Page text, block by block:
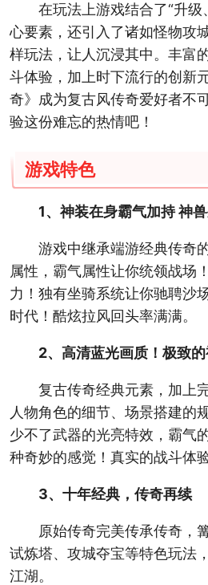
在玩法上游戏结合了“升
心要素，还引入了诸如怪物攻
样玩法，让人沉浸其中。丰富
斗体验，加上时下流行的创新
奇》成为复古风传奇爱好者不
验这份难忘的热情吧！
游戏特色
1、神装在身霸气加持 神
游戏中继承端游经典传奇
属性，霸气属性让你统领战场
力！独有坐骑系统让你驰聘沙
时代！酷炫拉风回头率满满。
2、高清蓝光画质！极致
复古传奇经典元素，加上
人物角色的细节、场景搭建的
少不了武器的光亮特效，霸气
种奇妙的感觉！真实的战斗体
3、十年经典，传奇再续
原始传奇完美传承传奇，
试炼塔、攻城夺宝等特色玩法
江湖。